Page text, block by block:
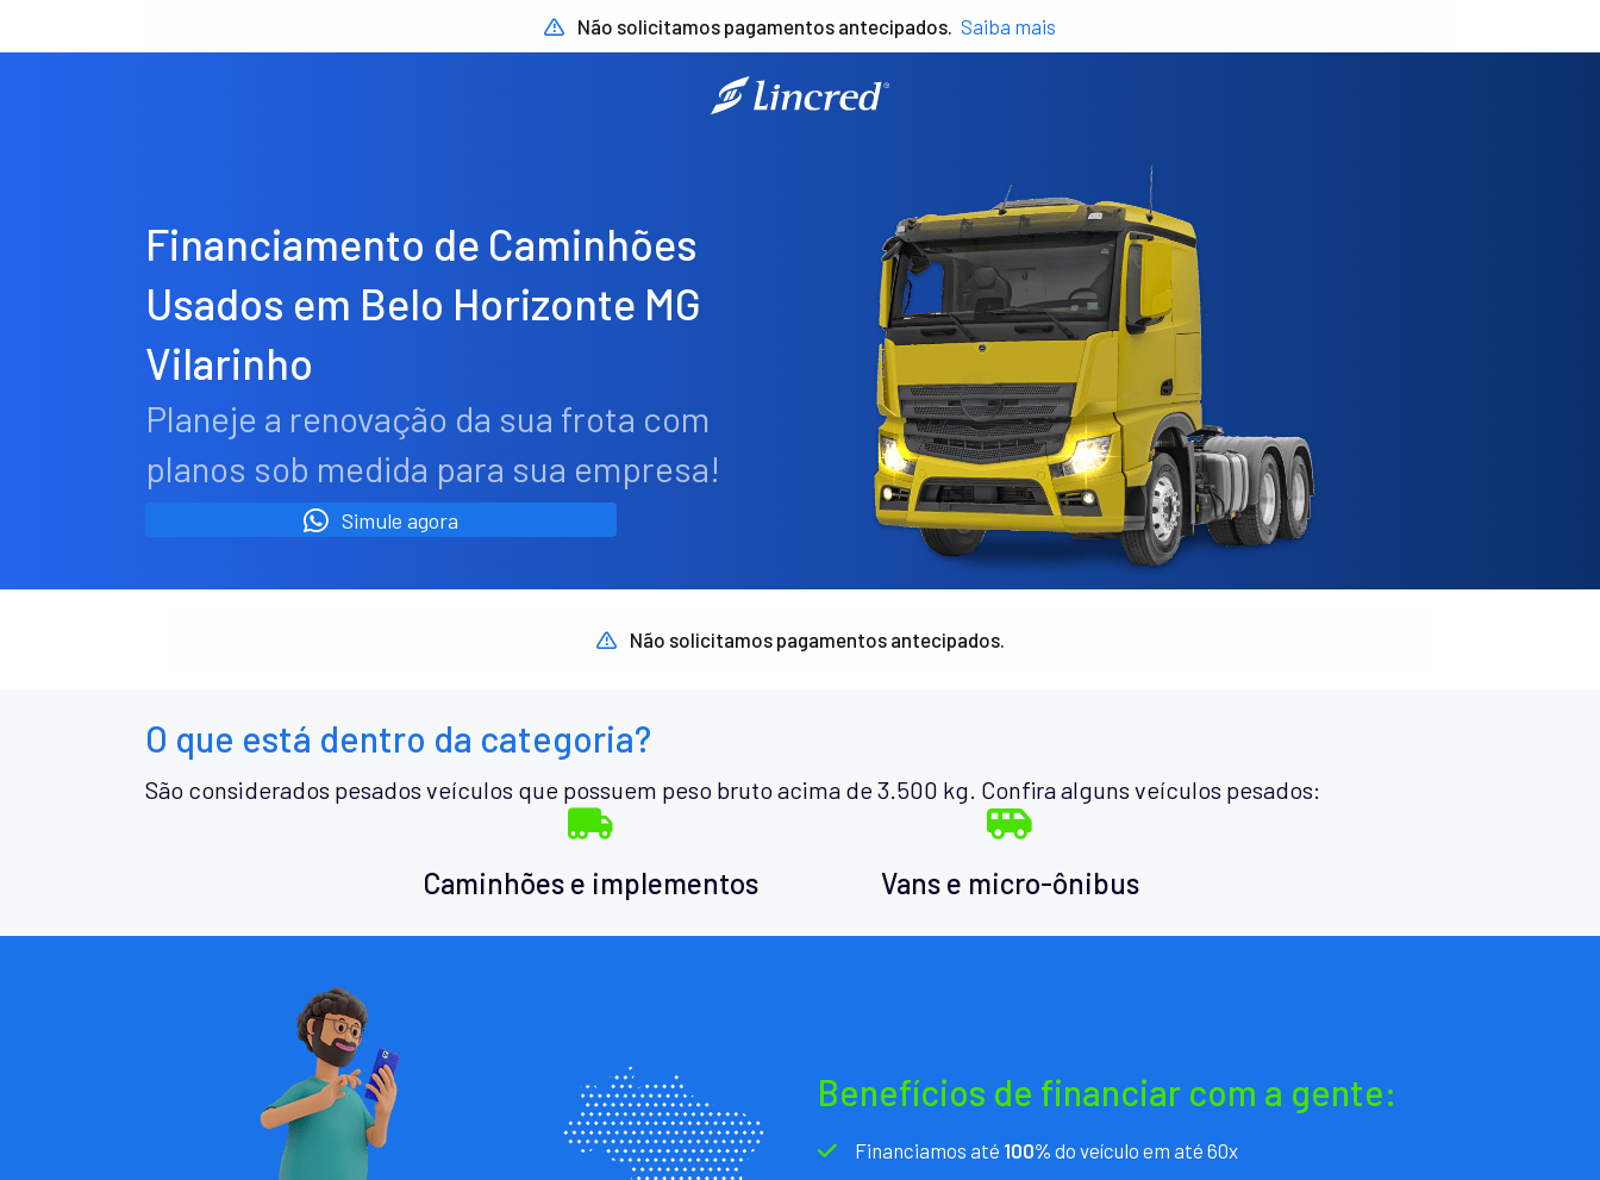
Não solicitamos pagamentos antecipados. Saiba mais
Financiamento de Caminhões
Usados em Belo Horizonte MG
Vilarinho
Planeje a renovação da sua frota com
planos sob medida para sua empresa!
Simule agora
Não solicitamos pagamentos antecipados.
O que está dentro da categoria?
São considerados pesados veículos que possuem peso bruto acima de 3.500 kg. Confira alguns veículos pesados:
Caminhões e implementos Vans e micro-ônibus
Benefícios de financiar com a gente:
Financiamos até 100% do veículo em até 60x